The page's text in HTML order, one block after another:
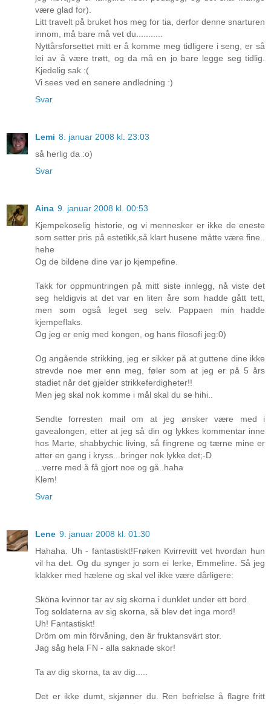
være glad for).
Litt travelt på bruket hos meg for tia, derfor denne snarturen
innom, må bare må vet du...........
Nyttårsforsettet mitt er å komme meg tidligere i seng, er så
lei av å være trøtt, og da må en jo bare legge seg tidlig.
Kjedelig sak :(
Vi sees ved en senere andledning :)
Svar
Lemi 8. januar 2008 kl. 23:03
så herlig da :o)
Svar
Aina 9. januar 2008 kl. 00:53
Kjempekoselig historie, og vi mennesker er ikke de eneste
som setter pris på estetikk,så klart husene måtte være fine..
hehe
Og de bildene dine var jo kjempefine.
Takk for oppmuntringen på mitt siste innlegg, nå viste det
seg heldigvis at det var en liten åre som hadde gått tett,
men som også leget seg selv. Pappaen min hadde
kjempeflaks.
Og jeg er enig med kongen, og hans filosofi jeg:0)
Og angående strikking, jeg er sikker på at guttene dine ikke
strevde noe mer enn meg, føler som at jeg er på 5 års
stadiet når det gjelder strikkeferdigheter!!
Men jeg skal nok komme i mål skal du se hihi..
Sendte forresten mail om at jeg ønsker være med i
gavealongen, etter at jeg så din og lykkes kommentar inne
hos Marte, shabbychic living, så fingrene og tærne mine er
atter en gang i kryss...bringer nok lykke det;-D
...verre med å få gjort noe og gå..haha
Klem!
Svar
Lene 9. januar 2008 kl. 01:30
Hahaha. Uh - fantastiskt!Frøken Kvirrevitt vet hvordan hun
vil ha det. Og du synger jo som ei lerke, Emmeline. Så jeg
klakker med hælene og skal vel ikke være dårligere:
Sköna kvinnor tar av sig skorna i dunklet under ett bord.
Tog soldaterna av sig skorna, så blev det inga mord!
Uh! Fantastiskt!
Dröm om min förvåning, den är fruktansvärt stor.
Jag såg hela FN - alla saknade skor!
Ta av dig skorna, ta av dig.....
Det er ikke dumt, skjønner du. Ren befrielse å flagre fritt